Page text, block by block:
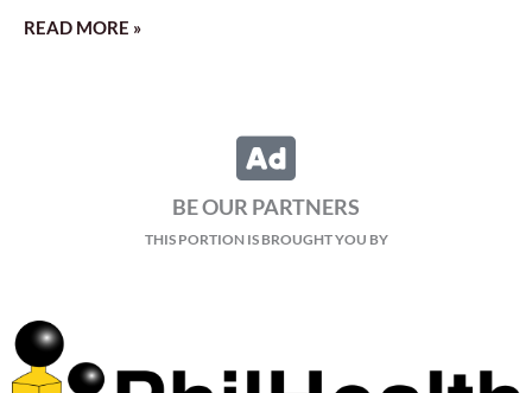
READ MORE »
BE OUR PARTNERS
THIS PORTION IS BROUGHT YOU BY